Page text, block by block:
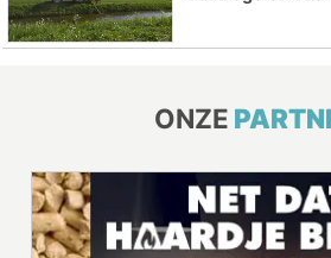
ONZE